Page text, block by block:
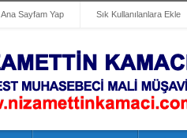
Ana Sayfam Yap Sık Kullanılanlara Ekle